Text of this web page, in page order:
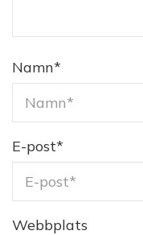
Namn*
E-post*
Webbplats